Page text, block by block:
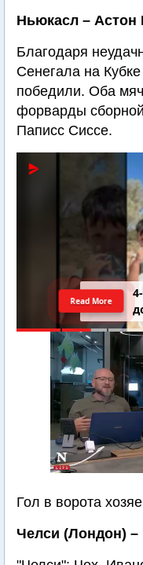
Ньюкасл – Астон
Благодаря
Сенегала на
победили. Оба
форварды
Паписс Сиссе.
Read More
Гол в ворота
Челси (Лондон)